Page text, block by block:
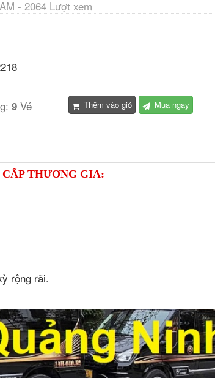
- 2064 Lượt xem
9 Vé Thêm vào giỏ Mua ngay
THƯƠNG GIA:
rộng rãi.